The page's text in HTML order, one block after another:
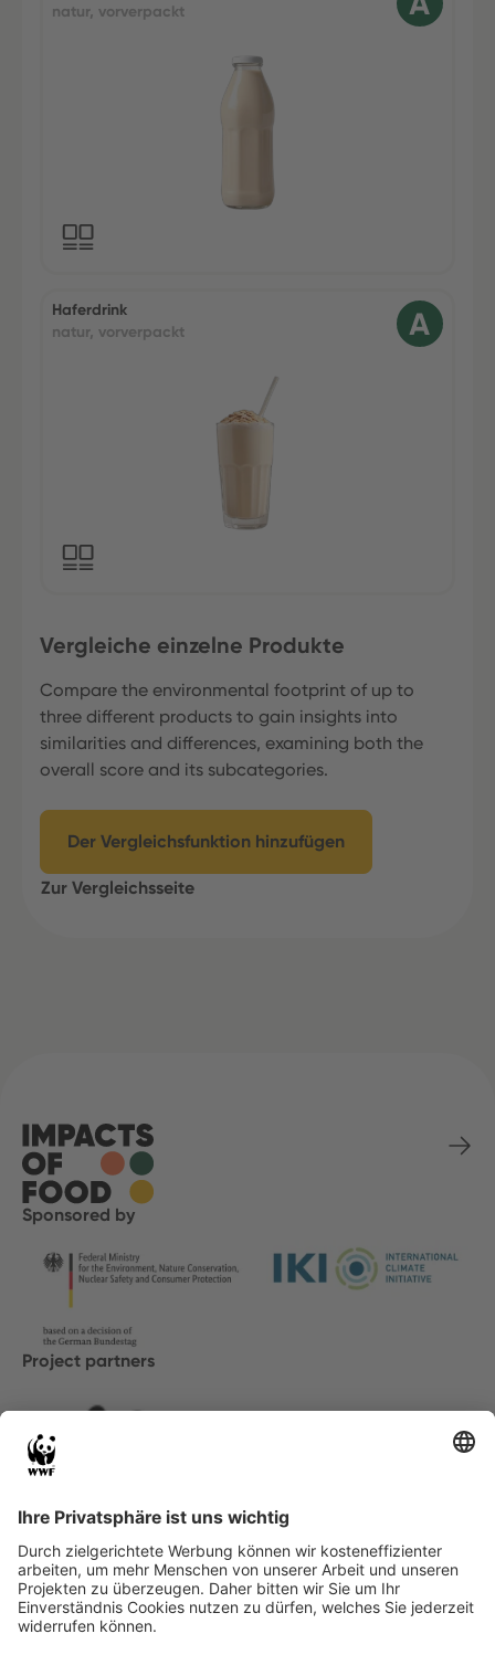
natur, vorverpackt
Haferdrink
natur, vorverpackt
Vergleiche einzelne Produkte
Compare the environmental footprint of up to
three different products to gain insights into
similarities and differences, examining both the
overall score and its subcategories.
Der Vergleichsfunktion hinzufügen
Zur Vergleichsseite
Sponsored by
Project partners